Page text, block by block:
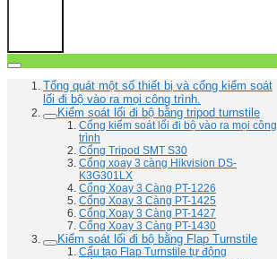
Tổng quát một số thiết bị và cổng kiểm soát
lối đi bộ vào ra mọi công trình.
Kiểm soát lối đi bộ bằng tripod turnstile
Cổng kiểm soát lối đi bộ vào ra mọi công
trình
Cổng Tripod SMT S30
Cổng xoay 3 càng Hikvision DS-
K3G301LX
Cổng Xoay 3 Càng PT-1226
Cổng Xoay 3 Càng PT-1425
Cổng Xoay 3 Càng PT-1427
Cổng Xoay 3 Càng PT-1430
Kiểm soát lối đi bộ bằng Flap Turnstile
Cấu tạo Flap Turnstile tự động